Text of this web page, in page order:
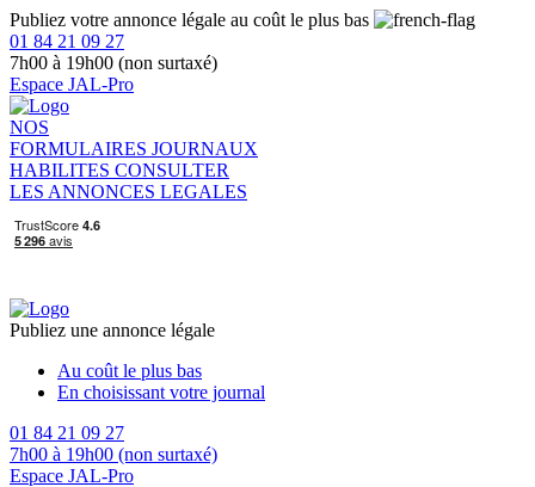
Publiez votre annonce légale au coût le plus bas
01 84 21 09 27
7h00 à 19h00 (non surtaxé)
Espace JAL-Pro
NOS
FORMULAIRES JOURNAUX
HABILITES CONSULTER
LES ANNONCES LEGALES
Publiez une annonce légale
Au coût le plus bas
En choisissant votre journal
01 84 21 09 27
7h00 à 19h00 (non surtaxé)
Espace JAL-Pro